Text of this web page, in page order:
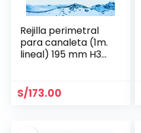
Rejilla perimetral
para canaleta (1m.
lineal) 195 mm H35
S/173.00